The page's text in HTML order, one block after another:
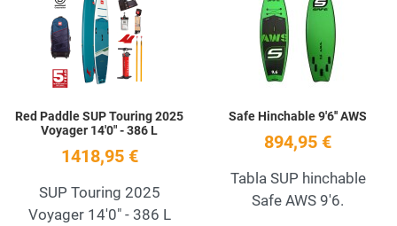
Quick View
Red Paddle SUP Touring 2025
Voyager 14'0" - 386 L
1418,95 €
SUP Touring 2025
Voyager 14'0" - 386 L
Safe Hinchable 9'6'' AWS
894,95 €
Tabla SUP hinchable
Safe AWS 9'6.